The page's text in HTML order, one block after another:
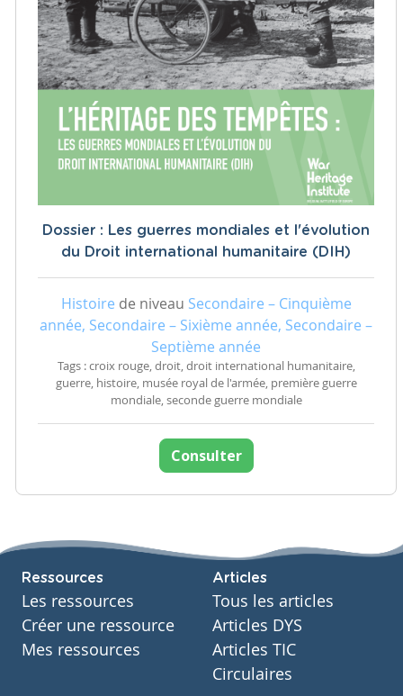
Dossier : Les guerres mondiales et l'évolution
du Droit international humanitaire (DIH)
Histoire de niveau Secondaire – Cinquième
année, Secondaire – Sixième année, Secondaire –
Septième année
Tags : croix rouge, droit, droit international humanitaire,
guerre, histoire, musée royal de l'armée, première guerre
mondiale, seconde guerre mondiale
Consulter
Ressources
Les ressources
Créer une ressource
Mes ressources
Articles
Tous les articles
Articles DYS
Articles TIC
Circulaires